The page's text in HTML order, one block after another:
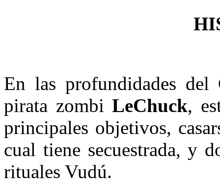
En las profundidades del
pirata zombiLeChuck,
principales objetivos,
cual tiene secuestrada, y
rituales Vudú.